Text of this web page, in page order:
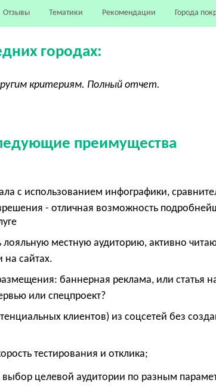
Отзывы Тематики Рекомендации Города
городах:
критериям. Полный отчет.
преимущества
с использованием инфографики,
- отличная возможность
лояльную местную аудиторию, активно
на сайтах.
баннерная реклама, или статья
или спецпроект?
клиентов) из соцсетей без
тестирования и отклика;
целевой аудитории по разным